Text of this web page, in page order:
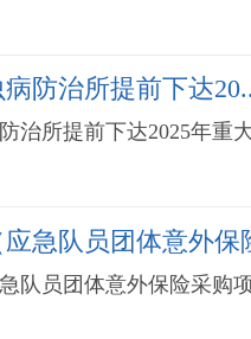
防治所提前下达
治所提前下达2025年重
急队员团体意外保
队员团体意外保险采购项